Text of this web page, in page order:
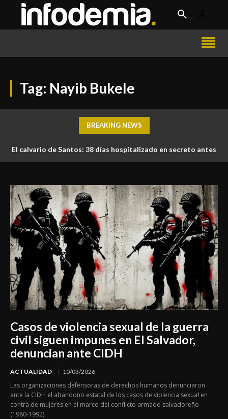
Tag: Nayib Bukele
BREAKING NEWS
El calvario de Santos: 38 días hospitalizado en secreto antes
Casos de violencia sexual de la guerra
civil siguen impunes en El Salvador,
denuncian ante CIDH
ACTUALIDAD 10/03/2026
Las organizaciones defensoras de derechos humanos denunciaron
ante la CIDH el abandono estatal de los casos de violencia sexual en
contra de mujeres en el marco del conflicto armado salvadoreño
(1980-1992).